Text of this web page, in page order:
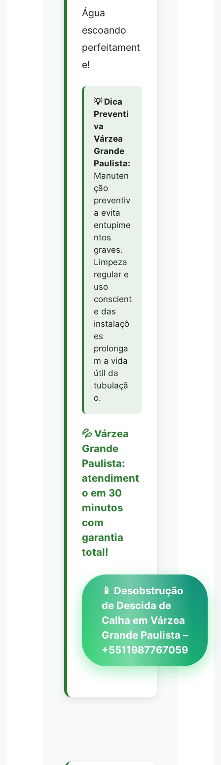
Água
escoando
perfeitament
e!
💡 Dica
Preventi
va
Várzea
Grande
Paulista:
Manuten
ção
preventiv
a evita
entupime
ntos
graves.
Limpeza
regular e
uso
conscient
e das
instalaçõ
es
prolonga
m a vida
útil da
tubulaçã
o.
💦 Várzea
Grande
Paulista:
atendiment
o em 30
minutos
com
garantia
total!
📱 Desobstrução
de Descida de
Calha em Várzea
Grande Paulista –
+5511987767059